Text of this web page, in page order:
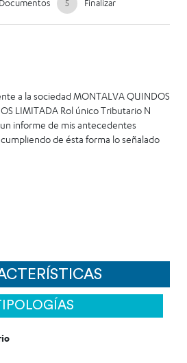
Documentos 5 Finalizar
a la sociedad MONTALVA QUINDOS
LIMITADA Rol único Tributario N
informe de mis antecedentes
de ésta forma lo señalado